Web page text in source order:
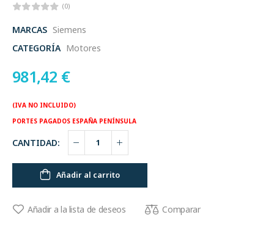
(0)
MARCAS Siemens
CATEGORÍA Motores
981,42 €
(IVA NO INCLUIDO)
PORTES PAGADOS ESPAÑA PENÍNSULA
CANTIDAD:
Añadir al carrito
Añadir a la lista de deseos Comparar